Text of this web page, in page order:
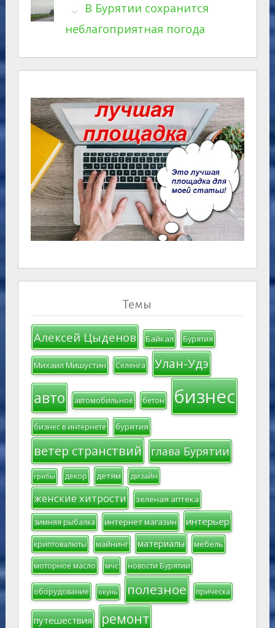
В Бурятии сохранится
неблагоприятная погода
Темы
Алексей Цыденов Байкал Бурятия
Михаил Мишустин Селенга Улан-Удэ
авто автомобильное бетон бизнес
бизнес в интернете бурятия
ветер странствий глава Бурятии
грибы декор детям дизайн
женские хитрости зеленая аптека
зимняя рыбалка интернет магазин интерьер
криптовалюты майнинг материалы мебель
моторное масло мчс новости Бурятии
оборудование окунь полезное прическа
путешествия ремонт